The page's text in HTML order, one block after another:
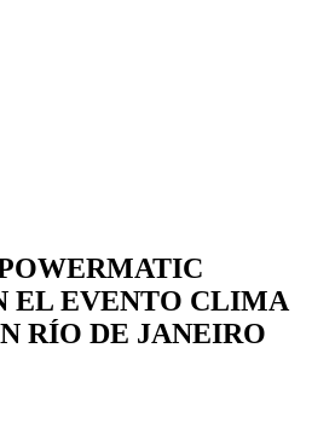
EL EVENTO CLIMA
RÍO DE JANEIRO